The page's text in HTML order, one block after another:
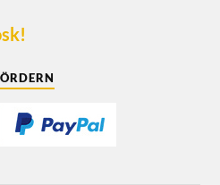
Leser,
allen
Gleichzeitig wollen
angemessen